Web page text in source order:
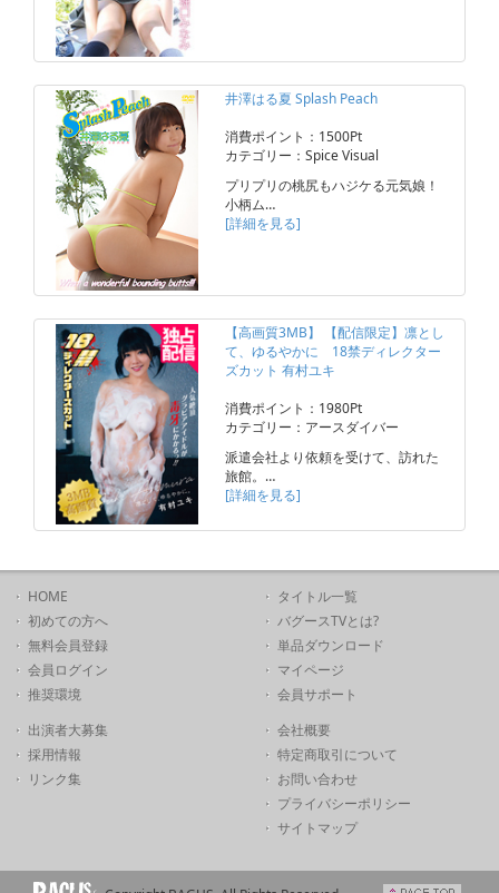
井澤はる夏 Splash Peach
消費ポイント：1500Pt
カテゴリー：Spice Visual
プリプリの桃尻もハジケる元気娘！
小柄ム…
[詳細を見る]
【高画質3MB】 【配信限定】凛とし
て、ゆるやかに 18禁ディレクター
ズカット 有村ユキ
消費ポイント：1980Pt
カテゴリー：アースダイバー
派遣会社より依頼を受けて、訪れた
旅館。…
[詳細を見る]
HOME
初めての方へ
無料会員登録
会員ログイン
推奨環境
タイトル一覧
バグースTVとは?
単品ダウンロード
マイページ
会員サポート
出演者大募集
採用情報
リンク集
会社概要
特定商取引について
お問い合わせ
プライバシーポリシー
サイトマップ